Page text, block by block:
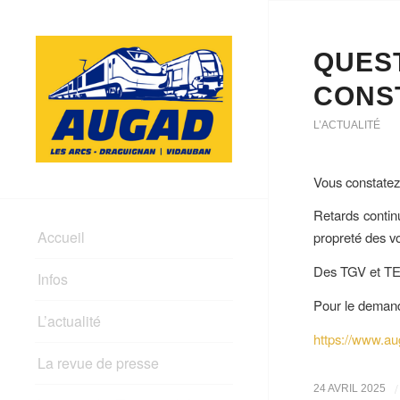
Accueil
Infos
L’actualité
La revue de presse
L’ACTUALITÉ
Vous
Retards
propreté des
Des TGV et
Pour le
https://
24 AVRIL 2025 /